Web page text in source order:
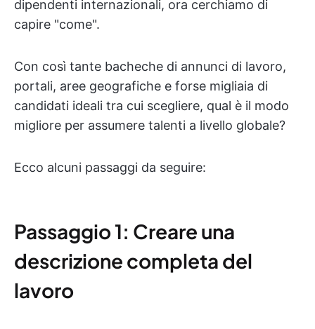
dipendenti internazionali, ora cerchiamo di
capire "come".
Con così tante bacheche di annunci di lavoro,
portali, aree geografiche e forse migliaia di
candidati ideali tra cui scegliere, qual è il modo
migliore per assumere talenti a livello globale?
Ecco alcuni passaggi da seguire:
Passaggio 1: Creare una
descrizione completa del
lavoro